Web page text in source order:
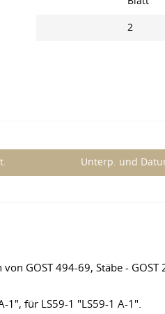
2
Unterp. und
GOST 494-69, Stäbe - GOST
1", für LS59-1 "LS59-1 A-1".